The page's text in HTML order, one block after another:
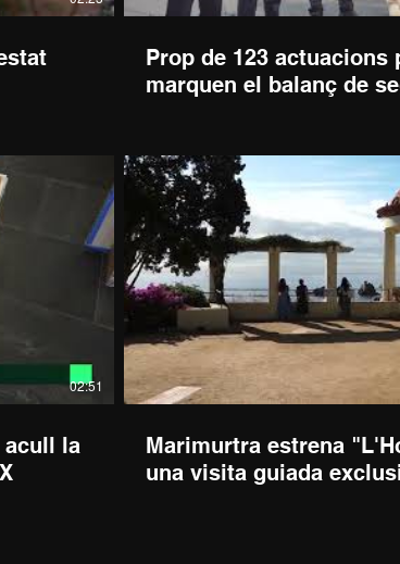
Prop de 123 actuacions
marquen el balanç de
02:51
acull la
Marimurtra estrena
una visita guiada